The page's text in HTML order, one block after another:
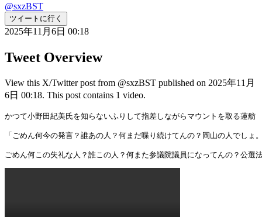
@sxzBST
ツイートに行く
2025年11月6日 00:18
Tweet Overview
View this X/Twitter post from @sxzBST published on 2025年11月
6日 00:18. This post contains 1 video.
かつて小野田紀美氏を知らないふりして指差しながらマウントを取る蓮舫
「ごめん何今の発言？誰あの人？何まだ喋り続けてんの？岡山の人でしょ
ごめん何この失礼な人？誰この人？何また参議院議員になってんの？公